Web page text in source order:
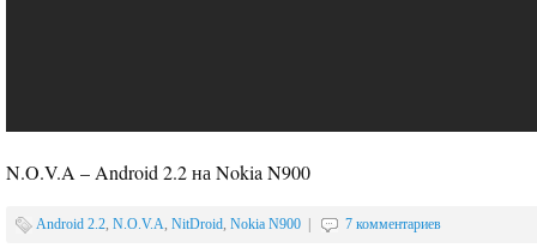
N.O.V.A – Android 2.2 на Nokia N900
Android 2.2, N.O.V.A, NitDroid, Nokia N900 7 комментариев